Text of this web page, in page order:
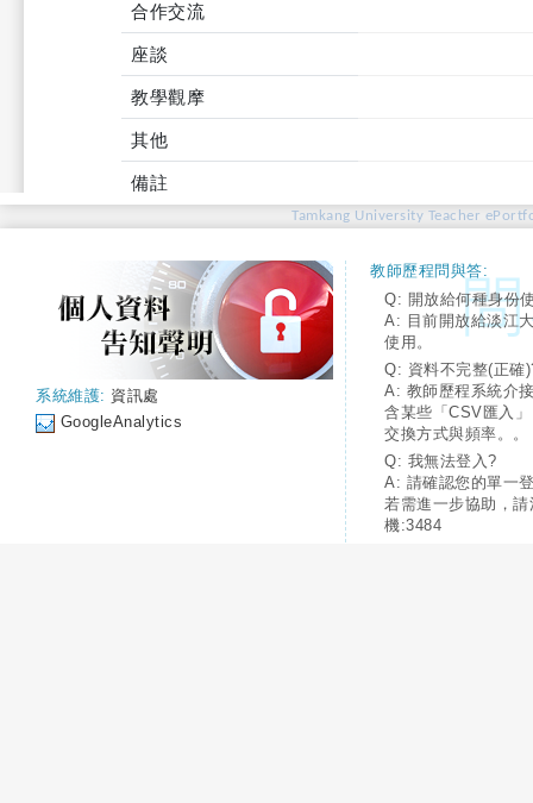
合作交流
座談
教學觀摩
其他
備註
Tamkang University Teacher
系統維護: 資訊處
GoogleAnalytics
教師歷程問與答:
Q: 開放給何種身份
A: 目前開放給淡江
使用。
Q: 資料不完整(正確
A: 教師歷程系統介
含某些「CSV匯入
交換方式與頻率。。
Q: 我無法登入?
A: 請確認您的單一
若需進一步協助，
機:3484